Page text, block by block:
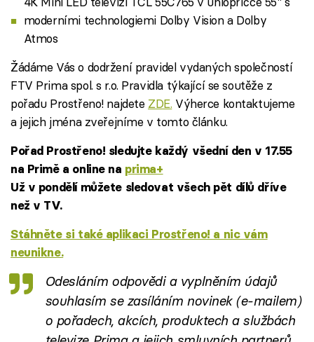
moderními technologiemi Dolby Vision a Dolby
Atmos
Žádáme Vás o dodržení pravidel vydaných společností
FTV Prima spol. s r.o. Pravidla týkající se soutěže z
pořadu Prostřeno! najdete ZDE. Výherce kontaktujeme
a jejich jména zveřejníme v tomto článku.
Pořad Prostřeno! sledujte každý všední den v 17.55
na Primě a online na prima+
Už v pondělí můžete sledovat všech pět dílů dříve
než v TV.
Stáhněte si také aplikaci Prostřeno! a nic vám
neunikne.
Odesláním odpovědi a vyplněním údajů
souhlasím se zasíláním novinek(e-mailem)
o pořadech, akcích, produktech a službách